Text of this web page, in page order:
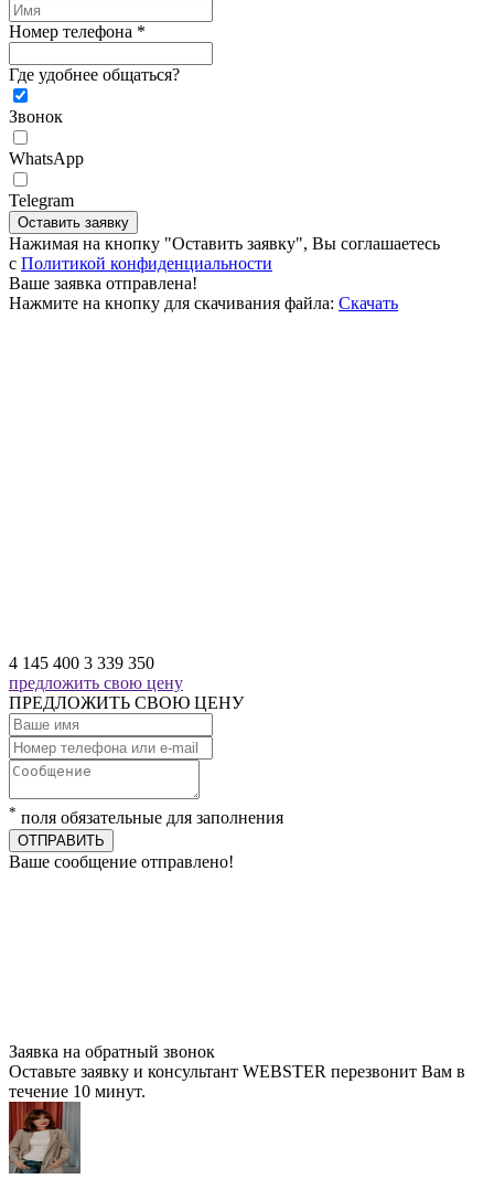
Номер телефона *
Где удобнее общаться?
Звонок
WhatsApp
Telegram
Оставить заявку
Нажимая на кнопку "Оставить заявку", Вы соглашаетесь
c Политикой конфиденциальности
Ваше заявка отправлена!
Нажмите на кнопку для скачивания файла: Скачать
4 145 400 3 339 350
предложить свою цену
ПРЕДЛОЖИТЬ СВОЮ ЦЕНУ
* поля обязательные для заполнения
ОТПРАВИТЬ
Ваше сообщение отправлено!
Заявка на обратный звонок
Оставьте заявку и консультант WEBSTER перезвонит Вам в
течение 10 минут.